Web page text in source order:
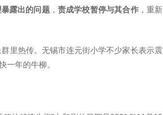
露出的问题， 责成学校暂停与其合作，重新
里热传。无锡市连元街小学不少家长表示震
一年的牛柳。